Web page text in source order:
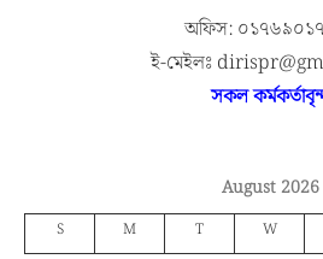
অফিস:
ই-মেইলঃ
সকল
August 2026
S M T W